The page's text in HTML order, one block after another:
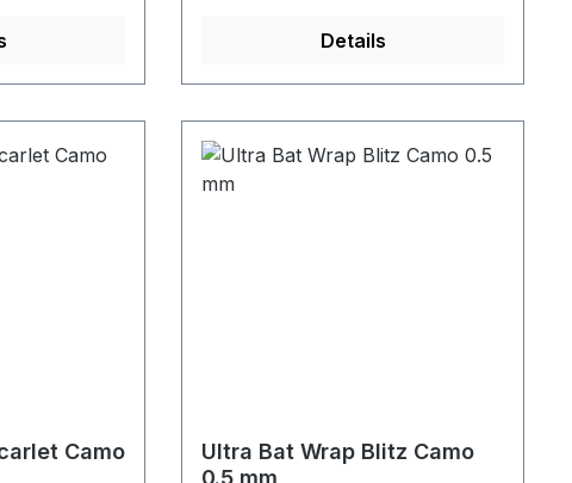
Details
Camo
Ultra Bat Wrap Blitz Camo